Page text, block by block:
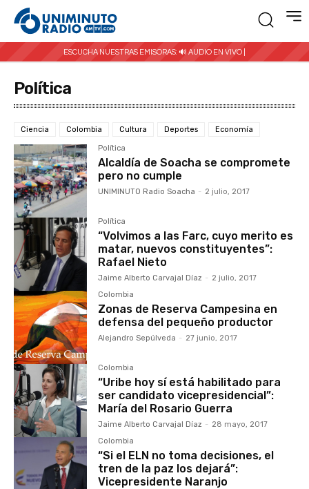
ESCUCHA NUESTRAS EMISORAS: 🔊 AUDIO EN VIVO |
Política
Ciencia Colombia Cultura Deportes Economía
Política
Alcaldía de Soacha se compromete
pero no cumple
UNIMINUTO Radio Soacha - 2 julio, 2017
Política
“Volvimos a las Farc, cuyo merito es
matar, nuevos constituyentes”:
Rafael Nieto
Jaime Alberto Carvajal Díaz - 2 julio, 2017
Colombia
Zonas de Reserva Campesina en
defensa del pequeño productor
Alejandro Sepúlveda - 27 junio, 2017
Colombia
“Uribe hoy sí está habilitado para
ser candidato vicepresidencial”:
María del Rosario Guerra
Jaime Alberto Carvajal Díaz - 28 mayo, 2017
Colombia
“Si el ELN no toma decisiones, el
tren de la paz los dejará”:
Vicepresidente Naranjo